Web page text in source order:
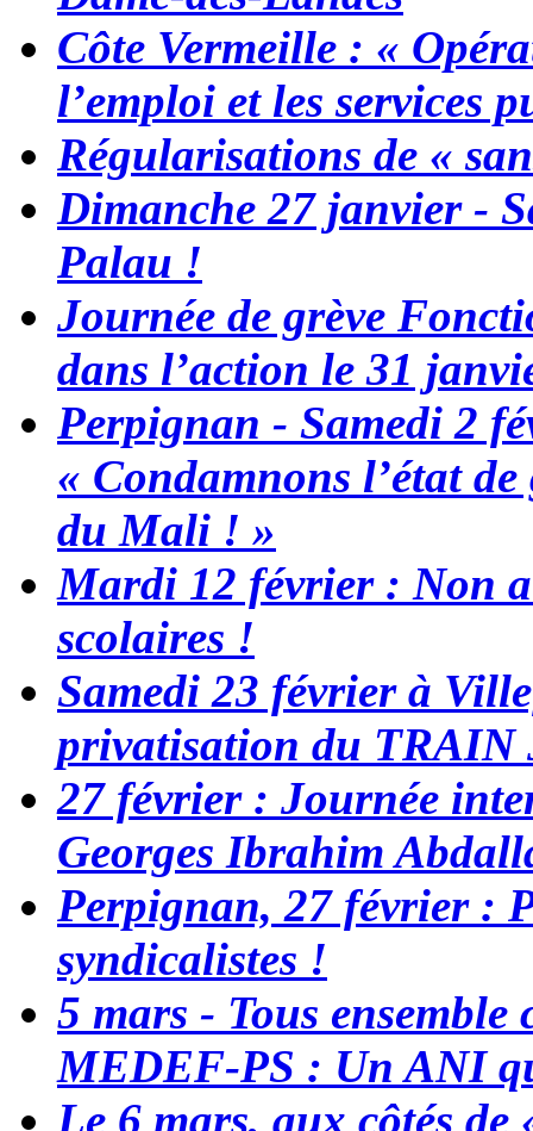
Côte Vermeille : «
l’emploi et les services
Régularisations de «
Dimanche 27 janvier -
Palau !
Journée de grève
dans l’action le 31
Perpignan - Samedi 2
« Condamnons l’état
du Mali ! »
Mardi 12 février : Non
scolaires !
Samedi 23 février à
privatisation du TRAIN
27 février : Journée
Georges Ibrahim
Perpignan, 27 février :
syndicalistes !
5 mars - Tous
MEDEF-PS : Un ANI
Le 6 mars, aux côtés